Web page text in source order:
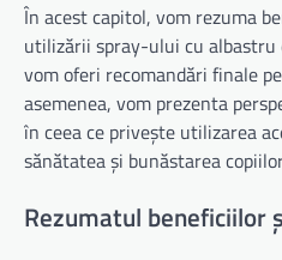
În acest capitol, vom rezuma
utilizării spray-ului cu
vom oferi recomandări finale
asemenea, vom prezenta
în ceea ce privește utilizarea
sănătatea și bunăstarea
Rezumatul beneficiilor